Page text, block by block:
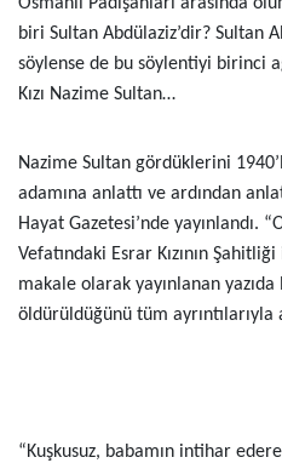
biri Sultan Abdülaziz’dir? Sultan
söylense de bu söylentiyi birinci
Kızı Nazime Sultan…
Nazime Sultan gördüklerini
adamına anlattı ve ardından
Hayat Gazetesi’nde yayınlandı.
Vefatındaki Esrar Kızının
makale olarak yayınlanan yazıda
öldürüldüğünü tüm ayrıntılarıyla
“Kuşkusuz, babamın intihar